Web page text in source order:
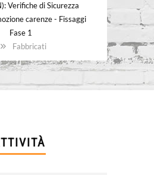
Verifiche di Sicurezza
carenze - Fissaggi
Fase 1
Fabbricati